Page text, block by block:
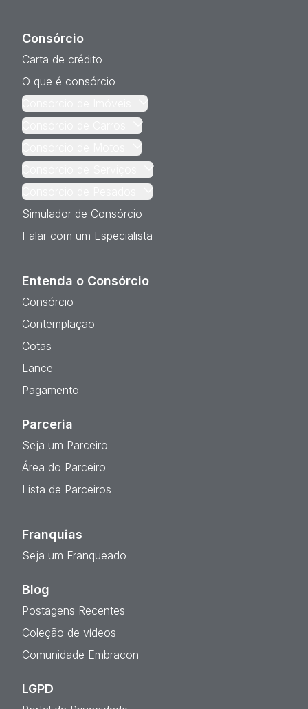
Consórcio
Carta de crédito
O que é consórcio
Simulador de Consórcio
Falar com um Especialista
Entenda o Consórcio
Consórcio
Contemplação
Cotas
Lance
Pagamento
Parceria
Seja um Parceiro
Área do Parceiro
Lista de Parceiros
Franquias
Seja um Franqueado
Blog
Postagens Recentes
Coleção de vídeos
Comunidade Embracon
LGPD